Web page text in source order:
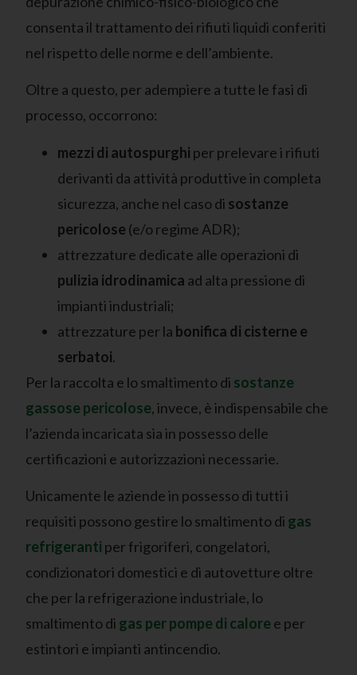
consenta il trattamento dei rifiuti liquidi conferiti
nel rispetto delle norme e dell’ambiente.
Oltre a questo, per adempiere a tutte le fasi di
processo, occorrono:
mezzi di autospurghi per prelevare i rifiuti
derivanti da attività produttive in completa
sicurezza, anche nel caso di sostanze
pericolose (e/o regime ADR);
attrezzature dedicate alle operazioni di
pulizia idrodinamica ad alta pressione di
impianti industriali;
attrezzature per la bonifica di cisterne e
serbatoi.
Per la raccolta e lo smaltimento di sostanze
gassose pericolose, invece, è indispensabile che
l’azienda incaricata sia in possesso delle
certificazioni e autorizzazioni necessarie.
Unicamente le aziende in possesso di tutti i
requisiti possono gestire lo smaltimento di gas
refrigeranti per frigoriferi, congelatori,
condizionatori domestici e di autovetture oltre
che per la refrigerazione industriale, lo
smaltimento di gas per pompe di caloree per
estintori e impianti antincendio.